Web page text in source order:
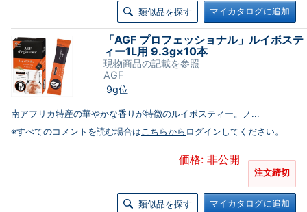
類似品を探す マイカタログに追加
「AGF プロフェッショナル」ルイボステ
ィー1L用 9.3g×10本
現物商品の記載を参照
AGF
9g位
南アフリカ特産の華やかな香りが特徴のルイボスティー。ノ...
※すべてのコメントを読む場合はこちらから ログインしてください。
価格: 非公開
注文締切
類似品を探す マイカタログに追加